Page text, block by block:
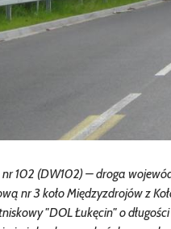
102 (DW102) – droga
nr 3 koło Międzyzdrojów z
"DOL Łukęcin" o